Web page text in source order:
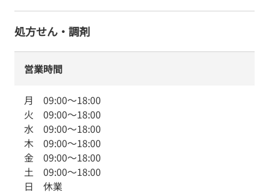
処方せん・調剤
営業時間
月 09:00～18:00
火 09:00～18:00
水 09:00～18:00
木 09:00～18:00
金 09:00～18:00
土 09:00～18:00
日 休業